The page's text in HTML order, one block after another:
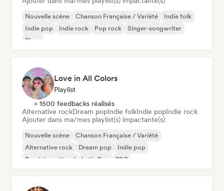
Nouvelle scène Chanson Française / Variété
Indie folk
Indie pop
Indie rock Pop rock
Singer-songwriter
Blues
Love in All Colors
Playlist
> 1500 feedbacks réalisés
Alternative rockDream popIndie folkIndie popIndie rock
Ajouter dans ma/mes playlist(s) impactante(s)
Nouvelle scène
Chanson Française / Variété
Alternative rock
Dream pop
Indie pop
Pop international
Latin Pop R&B